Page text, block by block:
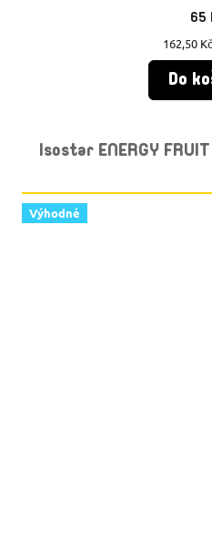
65
Měrná
cena:
162,50
Do
Isostar ENERGY
Výhodné